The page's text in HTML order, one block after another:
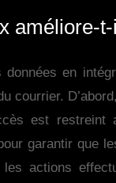
améliore-
en
courrier.
est
garantir que
actions